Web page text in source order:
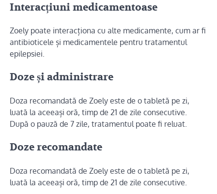
Interacțiuni medicamentoase
Zoely poate interacționa cu alte medicamente, cum ar fi
antibioticele și medicamentele pentru tratamentul
epilepsiei.
Doze și administrare
Doza recomandată de Zoely este de o tabletă pe zi,
luată la aceeași oră, timp de 21 de zile consecutive.
După o pauză de 7 zile, tratamentul poate fi reluat.
Doze recomandate
Doza recomandată de Zoely este de o tabletă pe zi,
luată la aceeași oră, timp de 21 de zile consecutive.